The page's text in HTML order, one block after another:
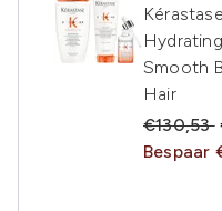
Smooth
Hair
€130,53
Bespaar